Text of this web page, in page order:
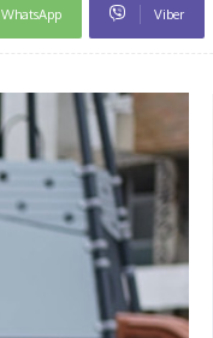
WhatsApp Viber